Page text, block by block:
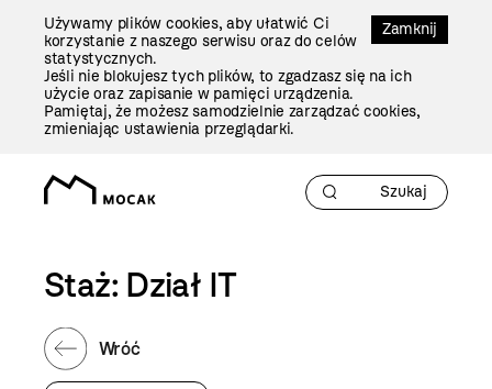
Zamknij
Używamy plików cookies, aby ułatwić Ci
korzystanie z naszego serwisu oraz do celów
statystycznych.
Jeśli nie blokujesz tych plików, to zgadzasz się na ich
użycie oraz zapisanie w pamięci urządzenia.
Pamiętaj, że możesz samodzielnie zarządzać cookies,
zmieniając ustawienia przeglądarki.
Staż: Dział IT
Wróć